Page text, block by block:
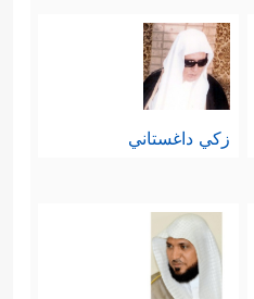
زكي داغستاني